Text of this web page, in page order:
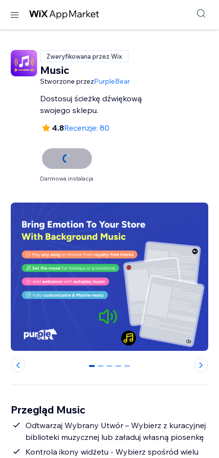
Zweryfikowana przez Wix
Music
Stworzone przezPurpleBear
Dostosuj ścieżkę dźwiękową
swojego sklepu.
4.8Recenzje: 80
Darmowa instalacja
0 1 2 3 4
Przegląd Music
Odtwarzaj Wybrany Utwór – Wybierz z kuracyjnej
biblioteki muzycznej lub załaduj własną piosenkę
Kontrola ikony widżetu - Wybierz spośród wielu